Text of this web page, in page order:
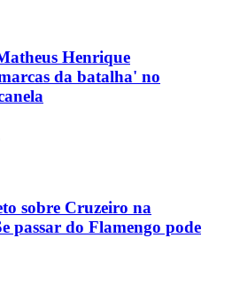
Henrique
da batalha' no
sobre Cruzeiro na
passar do Flamengo pode